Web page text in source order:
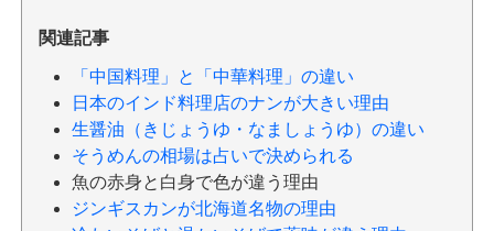
関連記事
「中国料理」と「中華料理」の違い
日本のインド料理店のナンが大きい理由
生醤油（きじょうゆ・なましょうゆ）の違い
そうめんの相場は占いで決められる
魚の赤身と白身で色が違う理由
ジンギスカンが北海道名物の理由